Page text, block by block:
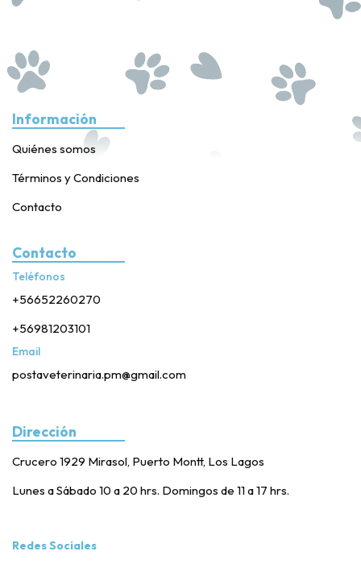
Información
Quiénes somos
Términos y Condiciones
Contacto
Contacto
Teléfonos
+56652260270
+56981203101
Email
postaveterinaria.pm@gmail.com
Dirección
Crucero 1929 Mirasol, Puerto Montt, Los Lagos
Lunes a Sábado 10 a 20 hrs. Domingos de 11 a 17 hrs.
Redes Sociales